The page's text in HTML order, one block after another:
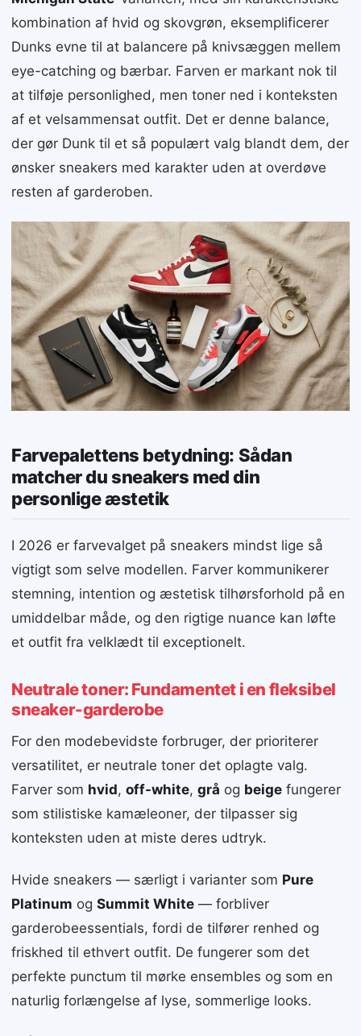
kombination af hvid og skovgrøn, eksemplificerer
Dunks evne til at balancere på knivsæggen mellem
eye-catching og bærbar. Farven er markant nok til
at tilføje personlighed, men toner ned i konteksten
af et velsammensat outfit. Det er denne balance,
der gør Dunk til et så populært valg blandt dem, der
ønsker sneakers med karakter uden at overdøve
resten af garderoben.
Farvepalettens betydning: Sådan
matcher du sneakers med din
personlige æstetik
I 2026 er farvevalget på sneakers mindst lige så
vigtigt som selve modellen. Farver kommunikerer
stemning, intention og æstetisk tilhørsforhold på en
umiddelbar måde, og den rigtige nuance kan løfte
et outfit fra velklædt til exceptionelt.
Neutrale toner: Fundamentet i en fleksibel
sneaker-garderobe
For den modebevidste forbruger, der prioriterer
versatilitet, er neutrale toner det oplagte valg.
Farver som hvid, off-white, grå og beige fungerer
som stilistiske kamæleoner, der tilpasser sig
konteksten uden at miste deres udtryk.
Hvide sneakers — særligt i varianter som Pure
Platinum og Summit White — forbliver
garderobeessentials, fordi de tilfører renhed og
friskhed til ethvert outfit. De fungerer som det
perfekte punctum til mørke ensembles og som en
naturlig forlængelse af lyse, sommerlige looks.